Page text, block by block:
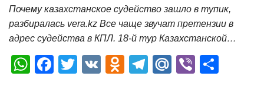
Почему казахстанское судейство зашло в тупик,
разбиралась vera.kz Все чаще звучат претензии в
адрес судейства в КПЛ. 18-й тур Казахстанской…
W F
T
V
O
T
M Vi